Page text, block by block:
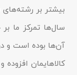
بیشتر بر رشته‌های
سال‌ها تمرکز ما
آن‌ها بوده است و
کالاهایمان